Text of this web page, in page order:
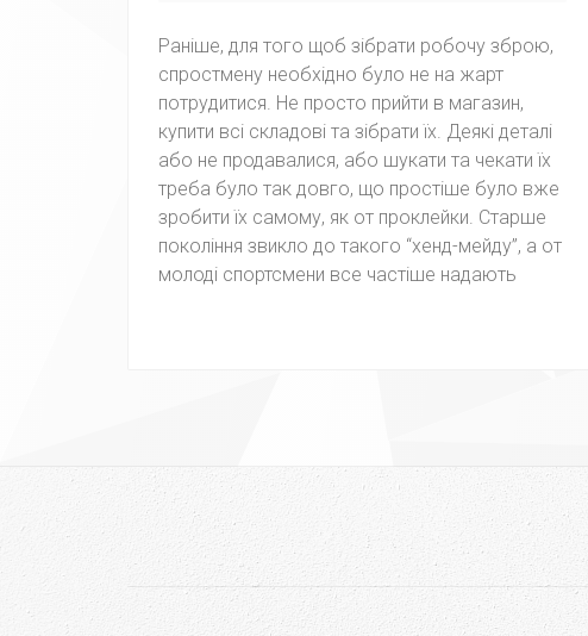
Раніше, для того щоб зібрати робочу зброю,
спростмену необхідно було не на жарт
потрудитися. Не просто прийти в магазин,
купити всі складові та зібрати їх. Деякі деталі
або не продавалися, або шукати та чекати їх
треба було так довго, що простіше було вже
зробити їх самому, як от проклейки. Старше
покоління звикло до такого “хенд-мейду”, а от
молоді спортсмени все частіше надають